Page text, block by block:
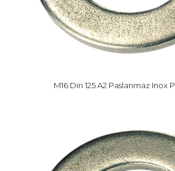
M16 Din 125 A2 Paslanmaz Inox